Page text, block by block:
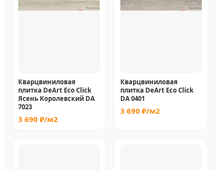
Кварцвиниловая
плитка DeArt Eco Click
Ясень Королевский DA
7023
3 690 ₽/м2
Кварцвиниловая
плитка DeArt Eco Click
DA 0401
3 690 ₽/м2